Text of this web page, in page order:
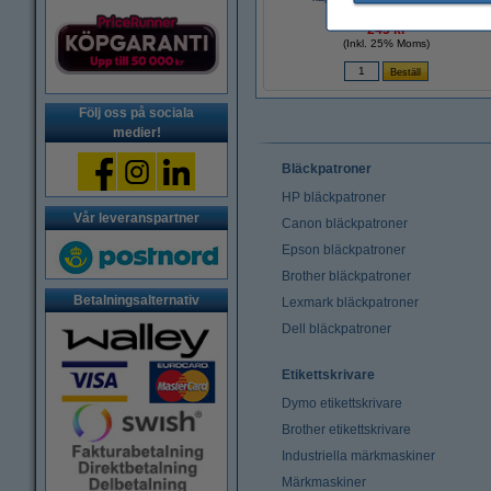
Följ oss på sociala
medier!
Vår leveranspartner
Betalningsalternativ
245 kr
(Inkl. 25% Moms)
Bläckpatroner
HP bläckpatroner
Canon bläckpatroner
Epson bläckpatroner
Brother bläckpatroner
Lexmark bläckpatroner
Dell bläckpatroner
Etikettskrivare
Dymo etikettskrivare
Brother etikettskrivare
Industriella märkmaskiner
Märkmaskiner